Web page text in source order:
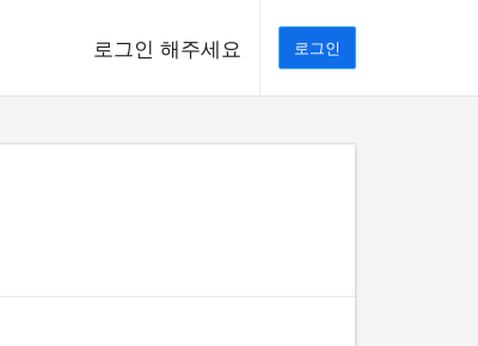
로그인 해주세요 로그인